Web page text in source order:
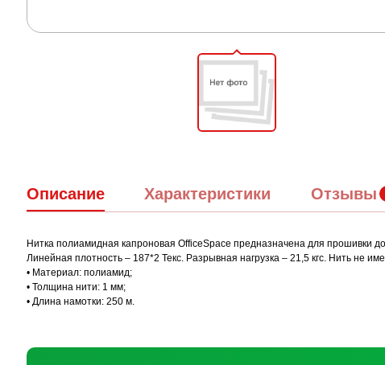
Описание Характеристики Отзывы
Нитка полиамидная капроновая OfficeSpace предназначена для прошивки
Линейная плотность – 187*2 Текс. Разрывная нагрузка – 21,5 кгс. Нить не
• Материал: полиамид;
• Толщина нити: 1 мм;
• Длина намотки: 250 м.